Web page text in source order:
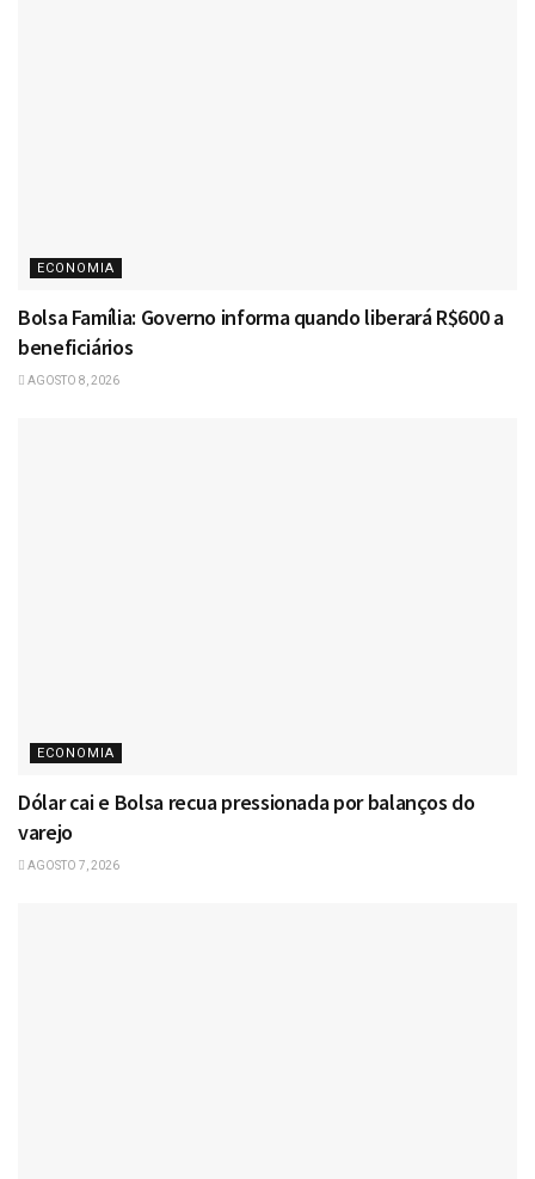
ECONOMIA
Bolsa Família: Governo informa quando liberará R$600 a
beneficiários
AGOSTO 8, 2026
ECONOMIA
Dólar cai e Bolsa recua pressionada por balanços do
varejo
AGOSTO 7, 2026